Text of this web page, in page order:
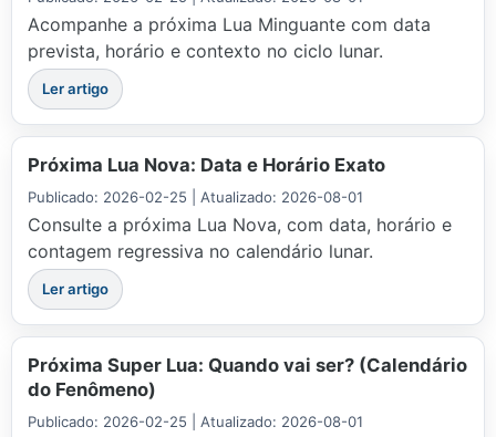
Acompanhe a próxima Lua Minguante com data
prevista, horário e contexto no ciclo lunar.
Ler artigo
Próxima Lua Nova: Data e Horário Exato
Publicado: 2026-02-25 | Atualizado: 2026-08-01
Consulte a próxima Lua Nova, com data, horário e
contagem regressiva no calendário lunar.
Ler artigo
Próxima Super Lua: Quando vai ser? (Calendário
do Fenômeno)
Publicado: 2026-02-25 | Atualizado: 2026-08-01